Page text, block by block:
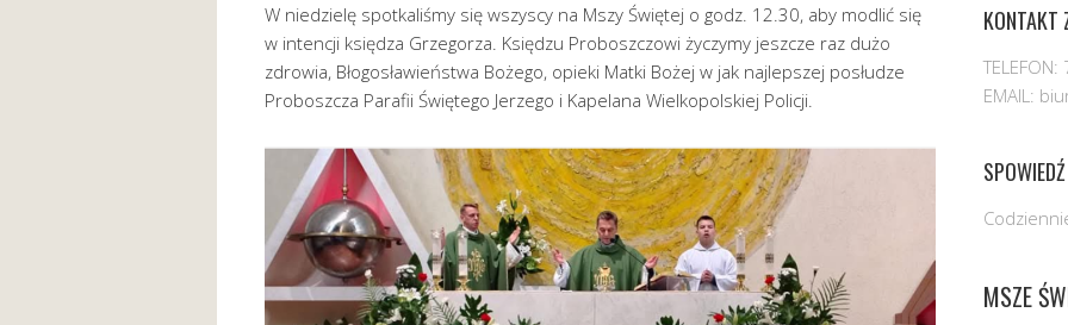
W niedzielę spotkaliśmy się wszyscy na Mszy Świętej o godz. 12.30, aby modlić się
w intencji księdza Grzegorza. Księdzu Proboszczowi życzymy jeszcze raz dużo
zdrowia, Błogosławieństwa Bożego, opieki Matki Bożej w jak najlepszej posłudze
Proboszcza Parafii Świętego Jerzego i Kapelana Wielkopolskiej Policji.
KONTAKT
EMAIL:
MSZE